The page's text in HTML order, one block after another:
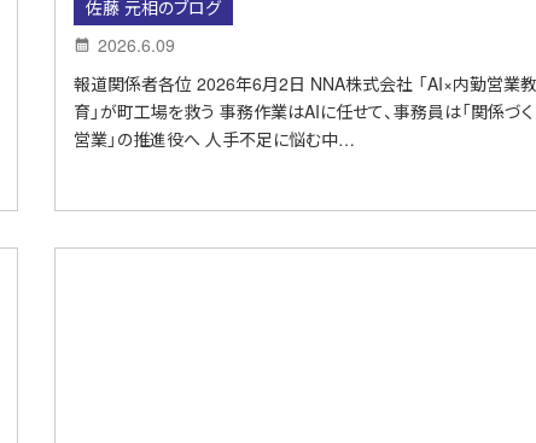
佐藤 元相のブログ
2026.6.09
報道関係者各位 2026年6月2日 NNA株式会社 「AI×内勤営業教
育」が町工場を救う 事務作業はAIに任せて、事務員は「関係づく
営業」の推進役へ 人手不足に悩む中…